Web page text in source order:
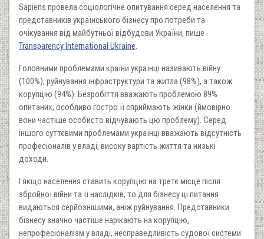
Sapiens провела соціологічне опитування серед населення та
представників українського бізнесу про потреби та
очікування від майбутньої відбудови України, пише
Transparency International Ukraine.
Головними проблемами країни українці називають війну
(100%), руйнування інфраструктури та житла (98%), а також
корупцію (94%). Безробіття вважають проблемою 89%
опитаних, особливо гостро її сприймають жінки (ймовірно
вони частіше особисто відчувають цю проблему). Серед
іншого суттєвими проблемами українці вважають відсутність
професіоналів у владі, високу вартість життя та низькі
доходи.
І якщо населення ставить корупцію на третє місце після
збройної війни та її наслідків, то для бізнесу ці питання
видаються серйознішими, аніж руйнування. Представники
бізнесу значно частіше нарікають на корупцію,
непрофесіоналізм у владі, несправедливість судової системи